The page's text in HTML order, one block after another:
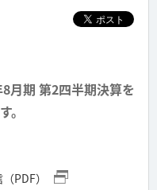
月期 第2四半期決算を
。
PDF）